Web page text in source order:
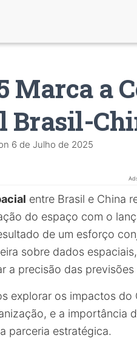
Marca a
Brasil-
6 de Julho de 2025
entre Brasil e China
do espaço com o
de um esforço
sobre dados
a precisão das
explorar os impactos do
e a importância
parceria estratégica.